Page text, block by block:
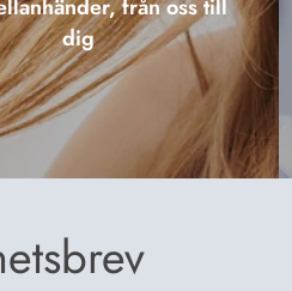
från oss till
dig